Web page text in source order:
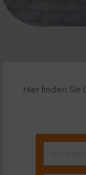
Hier finden Sie